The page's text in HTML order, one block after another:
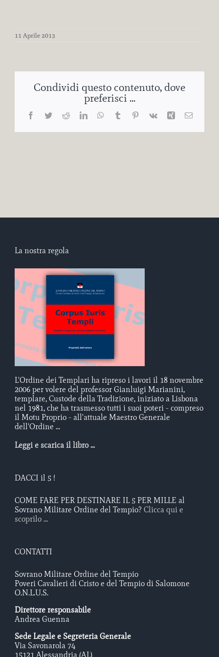
11 Aprile 2013
Condividi questo contenuto, dove
preferisci ...
Facebook
TwitterRedditLinkedInWhatsApp
TumblrPinterest
Vk Xing Email
La nostra regola
L'Ordine dei Templari ha ripreso i lavori il 18 novembre
2006 per volere del professor Gianluigi Marianini,
templare, Custode della Tradizione, iniziato a Lisbona
nel 1981, che ha trasmesso tutti i suoi poteri - compreso
il Motu Proprio - all'attuale Maestro Generale
dell'Ordine ...
Leggi e scarica il libro ...
DACCI il 5 !
COME FARE PER DESTINARE IL 5 PER MILLE al
Sovrano Militare Ordine del Tempio? Clicca qui e
scoprilo ...
CONTATTI
Sovrano Militare Ordine del Tempio
Poveri Cavalieri di Cristo e del Tempio di Salomone
O.N.L.U.S.
Direttore responsabile
Andrea Guenna
Sede Legale e Segreteria Generale
Via Savonarola 74
15121 Alessandria (AL)